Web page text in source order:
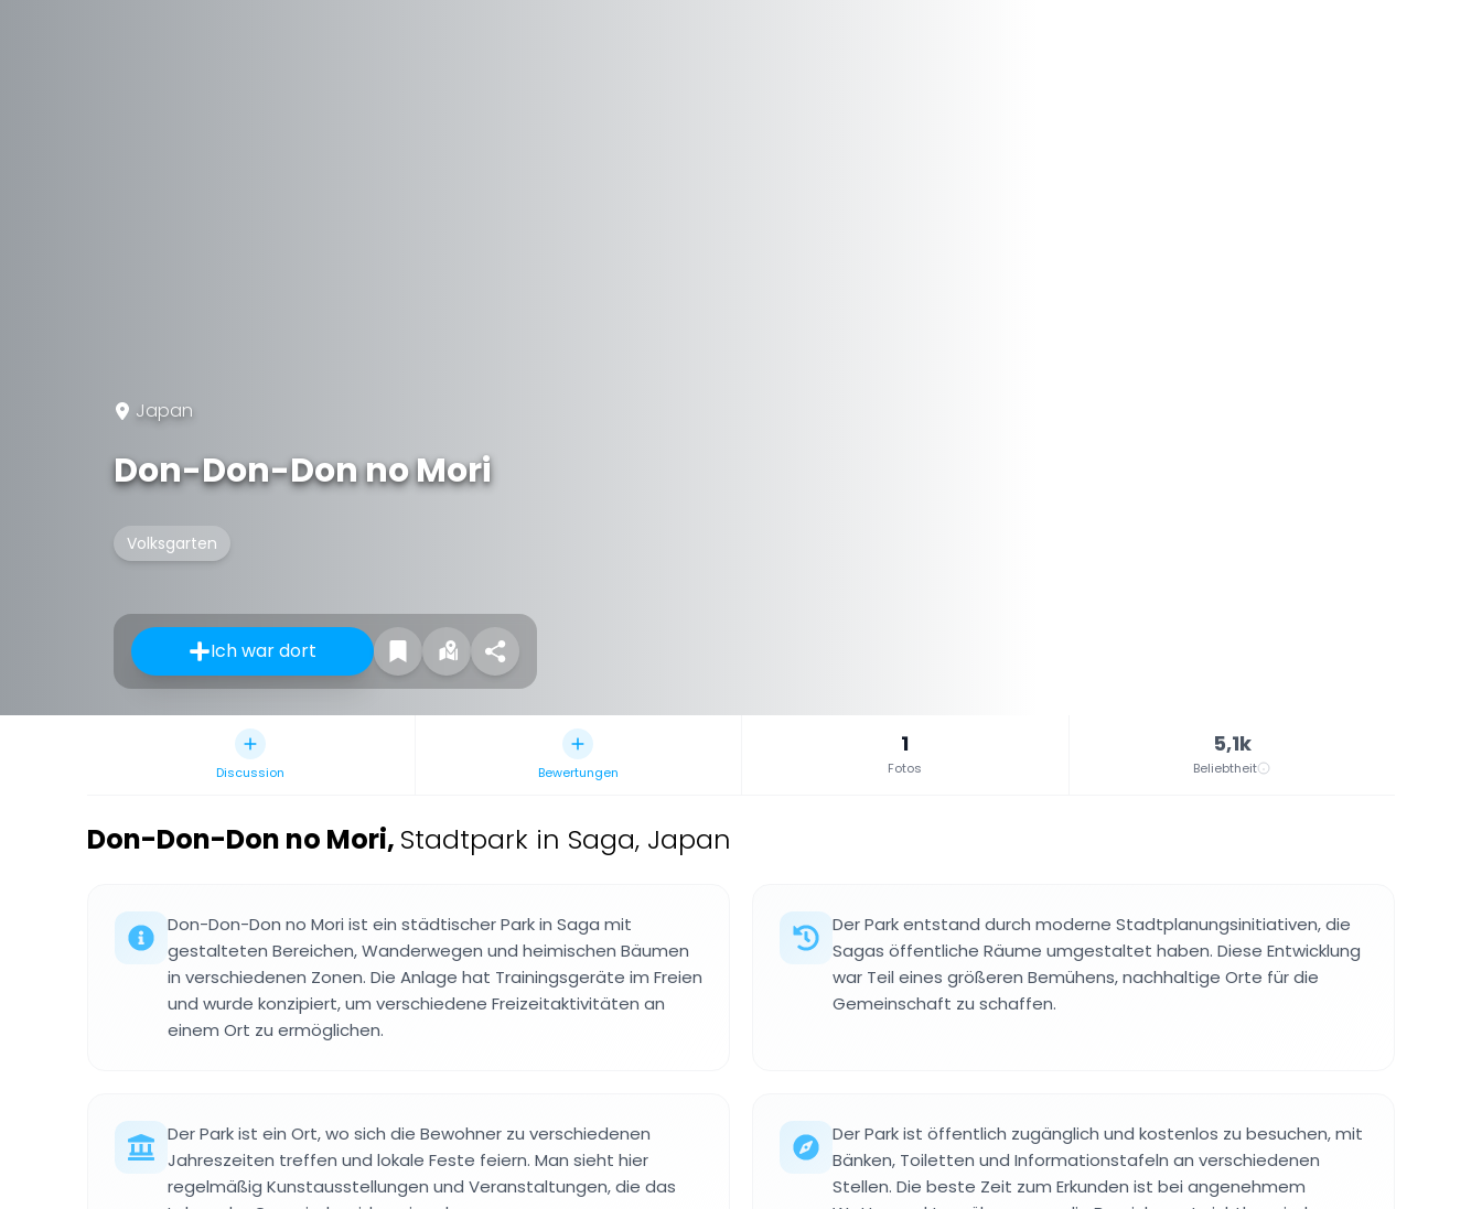
Japan
Don-Don-Don no Mori
Volksgarten
Ich war dort
Discussion Bewertungen
1
Fotos
5,1k
Beliebtheit
Don-Don-Don no Mori, Stadtpark in Saga, Japan
Don-Don-Don no Mori ist ein städtischer Park in Saga mit
gestalteten Bereichen, Wanderwegen und heimischen Bäumen
in verschiedenen Zonen. Die Anlage hat Trainingsgeräte im Freien
und wurde konzipiert, um verschiedene Freizeitaktivitäten an
einem Ort zu ermöglichen.
Der Park entstand durch moderne Stadtplanungsinitiativen, die
Sagas öffentliche Räume umgestaltet haben. Diese Entwicklung
war Teil eines größeren Bemühens, nachhaltige Orte für die
Gemeinschaft zu schaffen.
Der Park ist ein Ort, wo sich die Bewohner zu verschiedenen
Jahreszeiten treffen und lokale Feste feiern. Man sieht hier
regelmäßig Kunstausstellungen und Veranstaltungen, die das
Der Park ist öffentlich zugänglich und kostenlos zu besuchen, mit
Bänken, Toiletten und Informationstafeln an verschiedenen
Stellen. Die beste Zeit zum Erkunden ist bei angenehmem